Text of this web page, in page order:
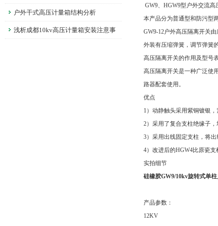
的仪器
户外干式高压计量箱结构分析
浅析成都10kv高压计量箱安装注意事
GW9、HGW9型户外交流
本产品分为普通型和防污型
GW9-12户外高压隔离开关
外装有压缩弹簧，调节弹簧
高压隔离开关的作用及型号
高压隔离开关是一种广泛使
路器配套使用。
优点
1）动静触头采用紫铜镀银
2）采用了复合支柱绝缘子
3）采用出线固定支柱，将
4）改进后的HGW4比原瓷
实拍细节
硅橡胶GW9/10kv旋转式单
产品参数：
12KV